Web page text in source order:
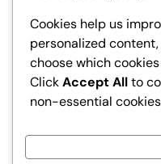
Cookies help us
personalized
choose which
ClickAccept Allto
non-essential